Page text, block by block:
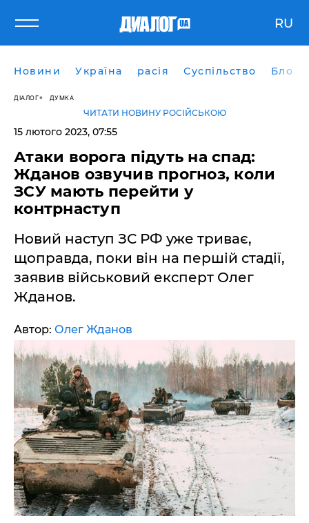
RU
Новини Україна расія Суспільство Блоги
ДІАЛОГ ДУМКА
ЧИТАТИ НОВИНУ РОСІЙСЬКОЮ
15 лютого 2023, 07:55
Атаки ворога підуть на спад:
Жданов озвучив прогноз, коли
ЗСУ мають перейти у
контрнаступ
Новий наступ ЗС РФ уже триває,
щоправда, поки він на першій стадії,
заявив військовий експерт Олег
Жданов.
Автор: Олег Жданов